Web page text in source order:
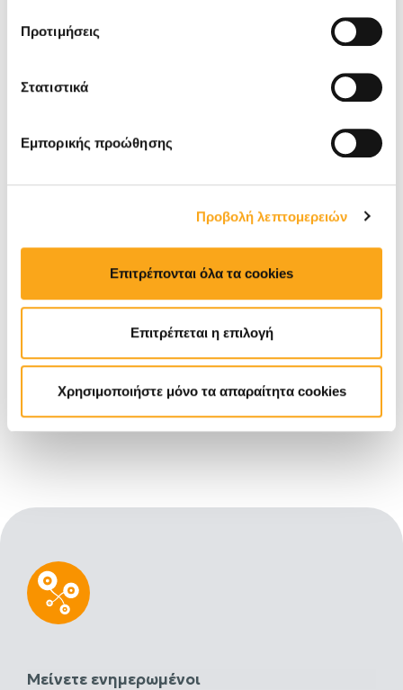
Προτιμήσεις
Στατιστικά
Εμπορικής προώθησης
Προβολή λεπτομερειών
Επιτρέπονται όλα τα cookies
Επιτρέπεται η επιλογή
Χρησιμοποιήστε μόνο τα απαραίτητα cookies
Κατηγορίες
EYEWIDE DIGITAL MARKETING
WEB DEVELOPMENT
DIGITAL MARKETING
OUR NEWS
Μείνετε ενημερωμένοι